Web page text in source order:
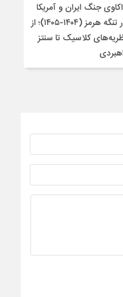
جنگ ایران و آمریکا
در تنگه هرمز (۱۴۰۴-۱۴۰۵)؛ از
کلاسیک تا سنتز